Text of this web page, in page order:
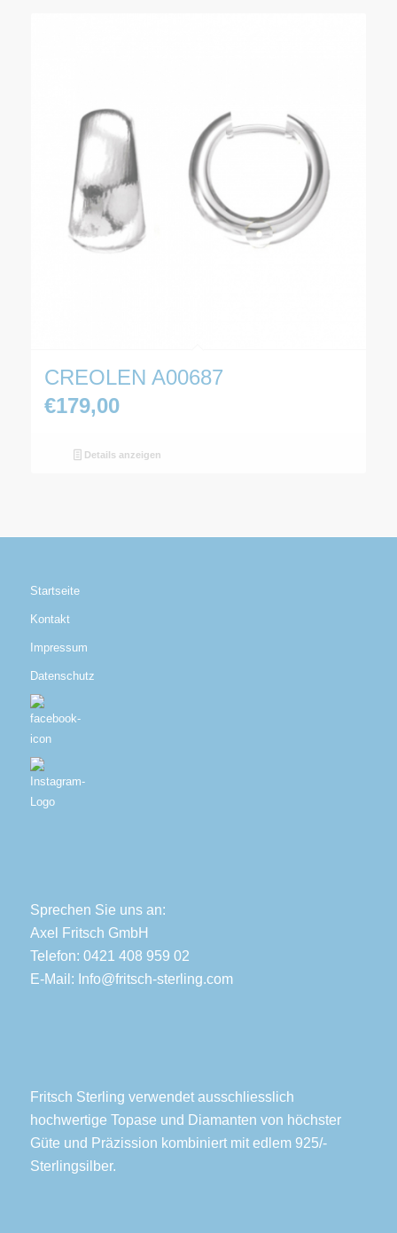
CREOLEN A00687
€179,00
Details anzeigen
Startseite
Kontakt
Impressum
Datenschutz
Sprechen Sie uns an:
Axel Fritsch GmbH
Telefon: 0421 408 959 02
E-Mail: Info@fritsch-sterling.com
Fritsch Sterling verwendet ausschliesslich
hochwertige Topase und Diamanten von höchster
Güte und Präzission kombiniert mit edlem 925/-
Sterlingsilber.